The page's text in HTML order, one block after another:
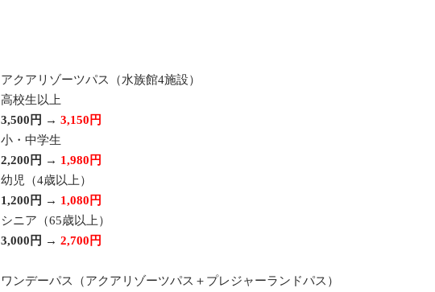
アクアリゾーツパス（水族館4施設）
高校生以上
3,500円 → 3,150円
小・中学生
2,200円 → 1,980円
幼児（4歳以上）
1,200円 → 1,080円
シニア（65歳以上）
3,000円 → 2,700円
ワンデーパス（アクアリゾーツパス＋プレジャーランドパス）